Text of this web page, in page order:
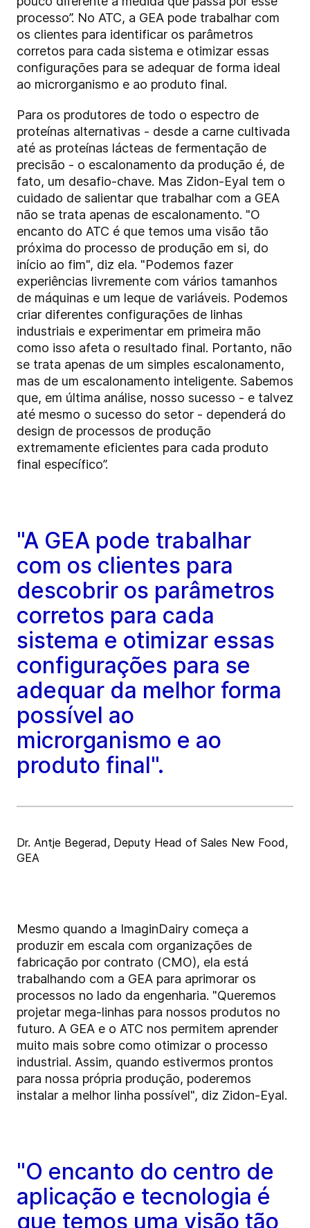
processo”. No ATC, a GEA pode trabalhar com
os clientes para identificar os parâmetros
corretos para cada sistema e otimizar essas
configurações para se adequar de forma ideal
ao microrganismo e ao produto final.
Para os produtores de todo o espectro de
proteínas alternativas - desde a carne cultivada
até as proteínas lácteas de fermentação de
precisão - o escalonamento da produção é, de
fato, um desafio-chave. Mas Zidon-Eyal tem o
cuidado de salientar que trabalhar com a GEA
não se trata apenas de escalonamento. "O
encanto do ATC é que temos uma visão tão
próxima do processo de produção em si, do
início ao fim", diz ela. "Podemos fazer
experiências livremente com vários tamanhos
de máquinas e um leque de variáveis. Podemos
criar diferentes configurações de linhas
industriais e experimentar em primeira mão
como isso afeta o resultado final. Portanto, não
se trata apenas de um simples escalonamento,
mas de um escalonamento inteligente. Sabemos
que, em última análise, nosso sucesso - e talvez
até mesmo o sucesso do setor - dependerá do
design de processos de produção
extremamente eficientes para cada produto
final específico”.
"A GEA pode trabalhar
com os clientes para
descobrir os parâmetros
corretos para cada
sistema e otimizar essas
configurações para se
adequar da melhor forma
possível ao
microrganismo e ao
produto final".
Dr. Antje Begerad, Deputy Head of Sales New Food,
GEA
Mesmo quando a ImaginDairy começa a
produzir em escala com organizações de
fabricação por contrato (CMO), ela está
trabalhando com a GEA para aprimorar os
processos no lado da engenharia. "Queremos
projetar mega-linhas para nossos produtos no
futuro. A GEA e o ATC nos permitem aprender
muito mais sobre como otimizar o processo
industrial. Assim, quando estivermos prontos
para nossa própria produção, poderemos
instalar a melhor linha possível", diz Zidon-Eyal.
"O encanto do centro de
aplicação e tecnologia é
que temos uma visão tão